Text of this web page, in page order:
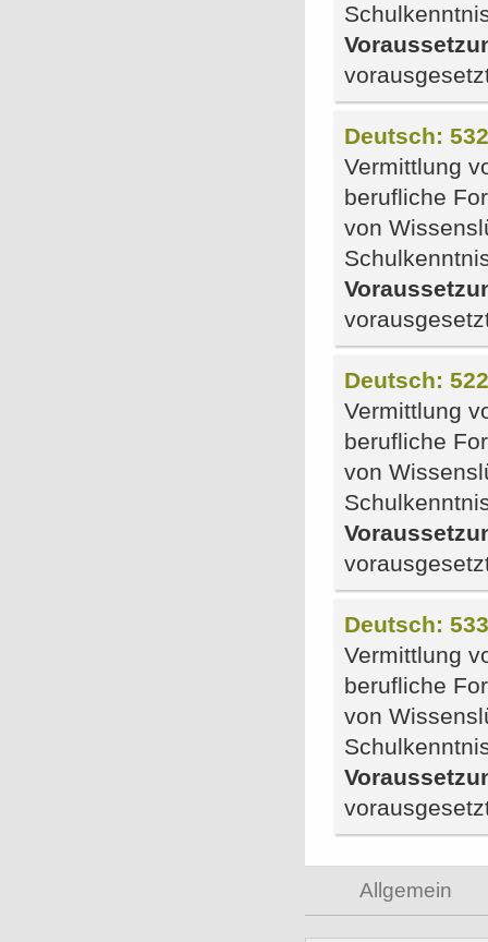
Deutsch:
Vermittlung
berufliche
von
Deutsch:
Vermittlung
berufliche
von
Deutsch:
Vermittlung
berufliche
von
Allgemein